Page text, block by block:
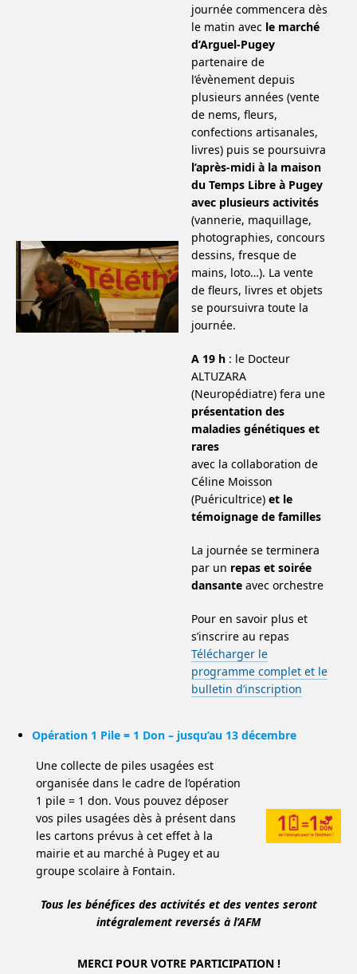
journée commencera dès
le matin avec le marché
d’Arguel-Pugey
partenaire de
l’évènement depuis
plusieurs années (vente
de nems, fleurs,
confections artisanales,
livres) puis se poursuivra
l’après-midi à la maison
du Temps Libre à Pugey
avec plusieurs activités
(vannerie, maquillage,
photographies, concours
dessins, fresque de
mains, loto…). La vente
de fleurs, livres et objets
se poursuivra toute la
journée.
A 19 h : le Docteur
ALTUZARA
(Neuropédiatre) fera une
présentation des
maladies génétiques et
rares
avec la collaboration de
Céline Moisson
(Puéricultrice)et le
témoignage de familles
La journée se terminera
par un repas et soirée
dansante avec orchestre
Pour en savoir plus et
s’inscrire au repas
Télécharger le
programme complet et le
bulletin d’inscription
Opération 1 Pile = 1 Don – jusqu’au 13 décembre
Une collecte de piles usagées est
organisée dans le cadre de l’opération
1 pile = 1 don. Vous pouvez déposer
vos piles usagées dès à présent dans
les cartons prévus à cet effet à la
mairie et au marché à Pugey et au
groupe scolaire à Fontain.
Tous les bénéfices des activités et des ventes seront
intégralement reversés à l’AFM
MERCI POUR VOTRE PARTICIPATION !